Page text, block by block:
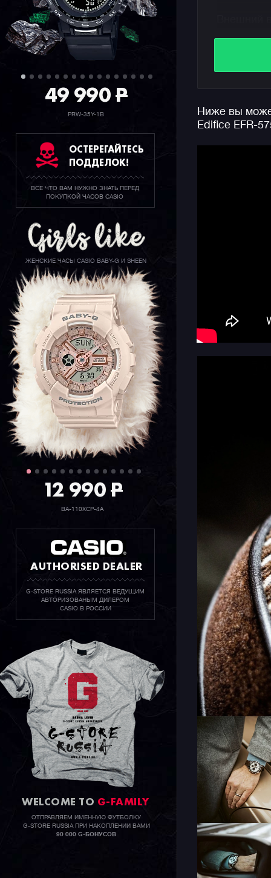
49 990P
PRW-35Y-1B
ОСТЕРЕГАЙТЕСЬ
ПОДДЕЛОК!
ВСЕ ЧТО ВАМ НУЖНО ЗНАТЬ ПЕРЕД
ПОКУПКОЙ ЧАСОВ CASIO
ЖЕНСКИЕ ЧАСЫ CASIO BABY-G И SHEEN
12 990P
BA-110XCP-4A
AUTHORISED DEALER
G-STORE RUSSIA ЯВЛЯЕТСЯ ВЕДУЩИМ
АВТОРИЗОВАНЫМ ДИЛЕРОМ
CASIO В РОССИИ
WELCOME TO G-FAMILY
ОТПРАВЛЯЕМ ИМЕННУЮ ФУТБОЛКУ
G-STORE RUSSIA ПРИ НАКОПЛЕНИИ ВАМИ
90 000 G-БОНУСОВ
прошлого.
EFR
что
каждый
Ниже вы
Edifice EFR-